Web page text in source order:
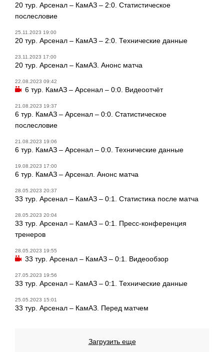
20 тур. Арсенал – КамАЗ – 2:0. Статистическое
послесловие
25.11.2023 19:00
20 тур. Арсенал – КамАЗ – 2:0. Технические данные
23.11.2023 17:00
20 тур. Арсенал – КамАЗ. Анонс матча
22.08.2023 09:42
6 тур. КамАЗ – Арсенал – 0:0. Видеоотчёт
21.08.2023 19:37
6 тур. КамАЗ – Арсенал – 0:0. Статистическое
послесловие
21.08.2023 19:06
6 тур. КамАЗ – Арсенал – 0:0. Технические данные
19.08.2023 17:00
6 тур. КамАЗ – Арсенал. Анонс матча
28.05.2023 20:37
33 тур. Арсенал – КамАЗ – 0:1. Статистика после матча
28.05.2023 20:04
33 тур. Арсенал – КамАЗ – 0:1. Пресс-конференция
тренеров
28.05.2023 19:55
33 тур. Арсенал – КамАЗ – 0:1. Видеообзор
27.05.2023 19:56
33 тур. Арсенал – КамАЗ – 0:1. Технические данные
25.05.2023 15:01
33 тур. Арсенал – КамАЗ. Перед матчем
Загрузить еще